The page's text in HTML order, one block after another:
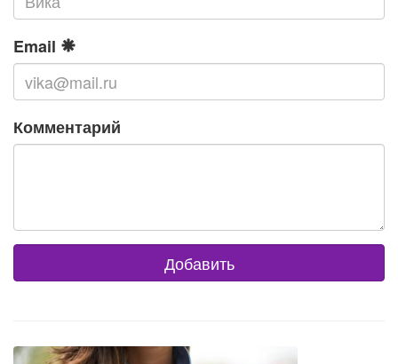
Email
Комментарий